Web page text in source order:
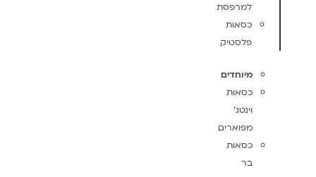
למרפסת
כסאות
פלסטיק
מיוחדים
כסאות
וינטג'
מפוארים
כסאות
בר